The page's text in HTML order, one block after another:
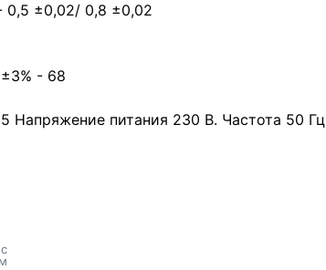
0,5 ±0,02/ 0,8 ±0,02
- 68
питания 230 В. Частота 50 Гц